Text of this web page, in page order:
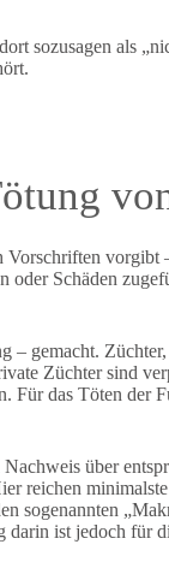
sozusagen als
Vorschriften
Schäden
gemacht.
Züchter sind
das Töten der
über
reichen
sogenannten
ist jedoch für